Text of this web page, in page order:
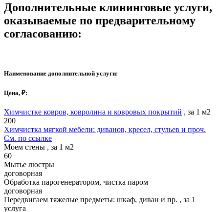
Дополнительные клининговые услуги,
оказываемые по предварительному
согласованию:
Наименование дополнительной услуги:
Цена, ₽:
Химчистке ковров, ковролина и ковровых покрытий , за 1 м2
200
Химчистка мягкой мебели: диванов, кресел, стульев и проч.
См. по ссылке
Моем стены , за 1 м2
60
Мытье люстры
договорная
Обработка парогенератором, чистка паром
договорная
Передвигаем тяжелые предметы: шкаф, диван и пр. , за 1
услуга